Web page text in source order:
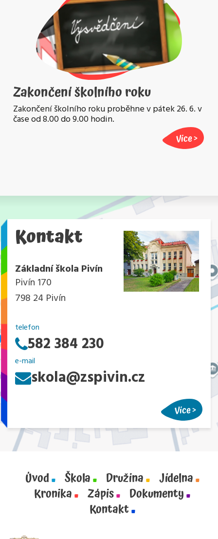
Zakončení školního roku
Zakončení školního roku proběhne v pátek 26. 6. v
čase od 8.00 do 9.00 hodin.
Více
Kontakt
Základní škola Pivín
Pivín 170
798 24 Pivín
telefon
582 384 230
e-mail
skola@zspivin.cz
Více
Úvod Škola Družina
Jídelna
Kronika
Zápis
Dokumenty
Kontakt